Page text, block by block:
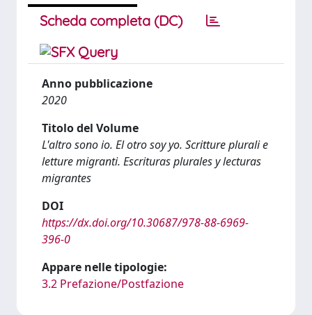
Scheda completa (DC)
Anno pubblicazione
2020
Titolo del Volume
L'altro sono io. El otro soy yo. Scritture plurali e
letture migranti. Escrituras plurales y lecturas
migrantes
DOI
https://dx.doi.org/10.30687/978-88-6969-
396-0
Appare nelle tipologie:
3.2 Prefazione/Postfazione